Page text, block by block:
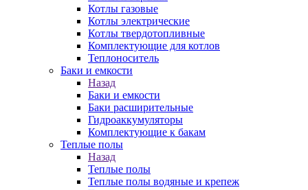
Котлы газовые
Котлы электрические
Котлы твердотопливные
Комплектующие для котлов
Теплоноситель
Баки и емкости
Назад
Баки и емкости
Баки расширительные
Гидроаккумуляторы
Комплектующие к бакам
Теплые полы
Назад
Теплые полы
Теплые полы водяные и крепеж